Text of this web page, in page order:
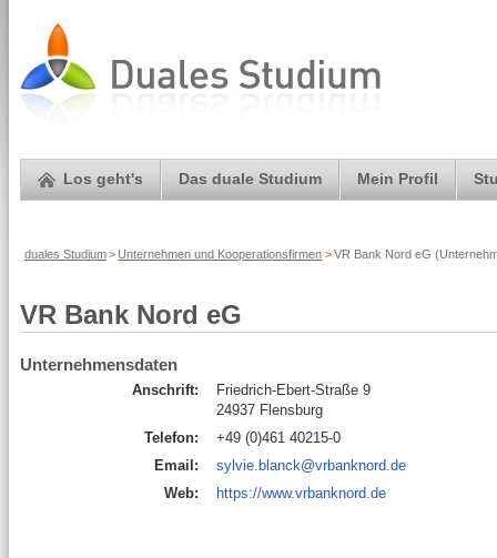
Los geht's Das duale Studium Mein Profil
duales Studium> Unternehmen und Kooperationsfirmen >VR Bank Nord eG
VR Bank Nord eG
Unternehmensdaten
Anschrift:
Friedrich-Ebert-Straße 9
24937 Flensburg
Telefon:
+49 (0)461 40215-0
Email:
sylvie.blanck@vrbanknord.de
Web:
https://www.vrbanknord.de